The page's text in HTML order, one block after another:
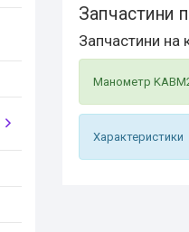
Запчастини
Запчастини на
Манометр
Характеристики